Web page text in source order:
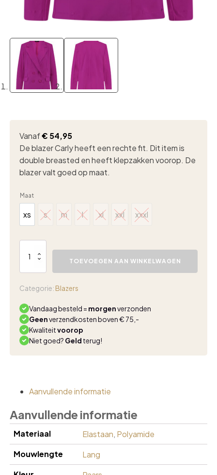
Vanaf€ 54,95
De blazer Carly heeft een rechte fit. Dit item is
double breasted en heeft klepzakken voorop. De
blazer valt goed op maat.
Maat
xs
xs
s
s
m
m
l
l
xl
xl
xxl
xxl
xxxl
xxxl
Day
cherry
TOEVOEGEN AAN WINKELWAGEN
Categorie: Blazers
Vandaag besteld = morgenverzonden
Geenverzendkosten boven € 75,-
Kwaliteitvoorop
Niet goed? Geld terug!
Aanvullende informatie
Aanvullende informatie
Materiaal Elastaan, Polyamide
Mouwlengte
Lang